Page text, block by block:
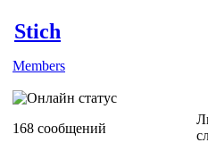
Stich
Members
168 сообщений